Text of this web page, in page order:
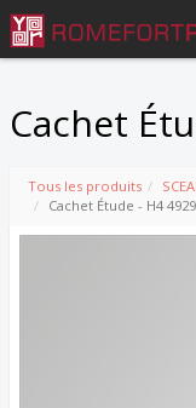
Cachet
Tous les produits
Cachet Étude - H4 4929